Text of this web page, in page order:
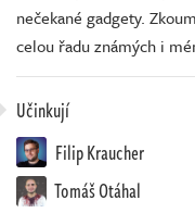
nečekané gadgety.
celou řadu známých i
Učinkují
Filip Kraucher
Tomáš Otáhal